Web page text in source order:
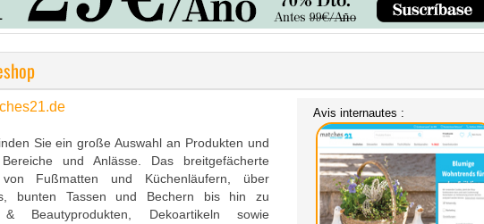
Sie ein große Auswahl an Produkten und
und Anlässe. Das breitgefächerte
Fußmatten und Küchenläufern, über
bunten Tassen und Bechern bis hin zu
Beautyprodukten, Dekoartikeln sowie
Avis internautes :